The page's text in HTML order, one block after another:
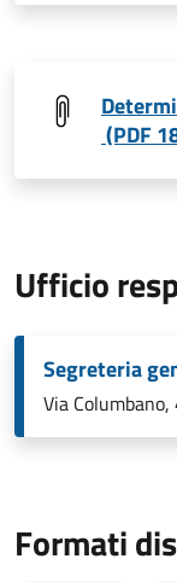
(PDF
Ufficio
Segreteria
Via
Formati